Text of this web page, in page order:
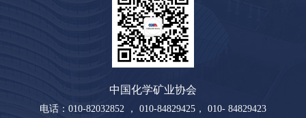
中国化学矿业协会
电话：010-82032852 ， 010-84829425， 010- 84829423